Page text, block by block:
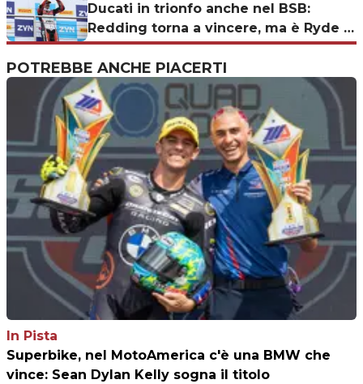
Ducati in trionfo anche nel BSB:
Redding torna a vincere, ma è Ryde a
comandare
POTREBBE ANCHE PIACERTI
In Pista
Superbike, nel MotoAmerica c'è una BMW che
vince: Sean Dylan Kelly sogna il titolo